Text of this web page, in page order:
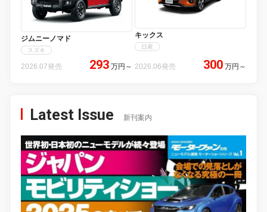
ジムニーノマド
スズキ
2026.07発売 293 万円 ～
キックス
日産
2026.06発売 300 万円 ～
Latest Issue 新刊案内